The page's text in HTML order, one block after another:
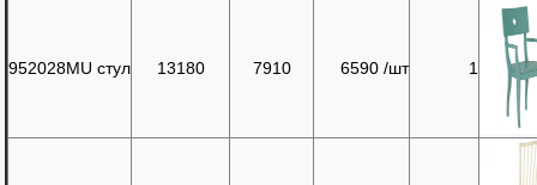
952028MU стул 13180 7910 6590 /шт 1